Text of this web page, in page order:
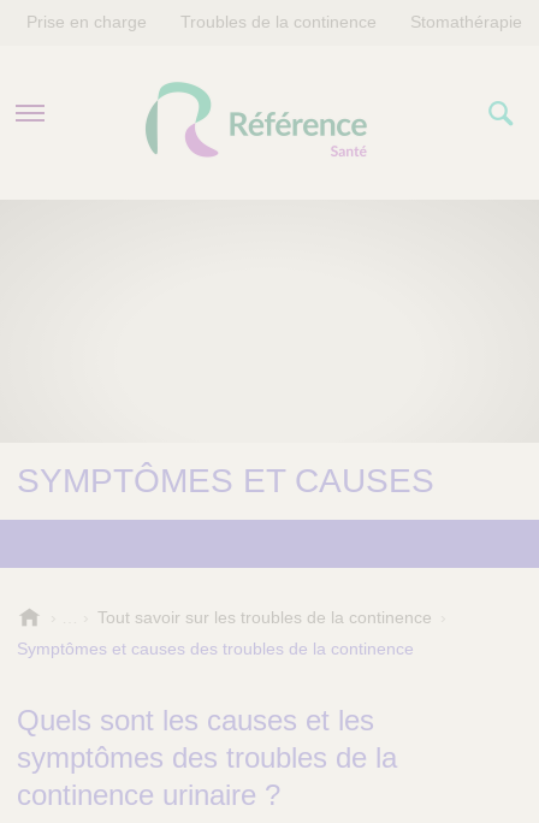
Prise en charge Troubles de la continence Stomathérapie
SYMPTÔMES ET CAUSES
r
n
c
Tout savoir sur les troubles de la continence
Symptômes et causes des troubles de la continence
Quels sont les causes et les
symptômes des troubles de la
continence urinaire ?